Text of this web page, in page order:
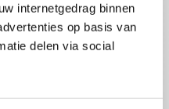
internetgedrag binnen
op basis van
delen via social
Architect